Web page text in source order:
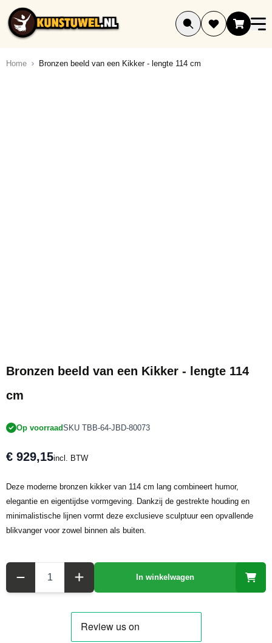
Ga naar de inhoud
Home Bronzen beeld van een Kikker - lengte 114 cm
Bronzen beeld van een Kikker - lengte 114
cm
Op voorraadSKU TBB-64-JBD-80073
€ 929,15incl. BTW
Deze moderne bronzen kikker van 114 cm lang combineert humor,
elegantie en eigentijdse vormgeving. Dankzij de gestrekte houding en
minimalistische lijnen vormt deze exclusieve sculptuur een opvallende
blikvanger voor zowel binnen als buiten.
In winkelwagen